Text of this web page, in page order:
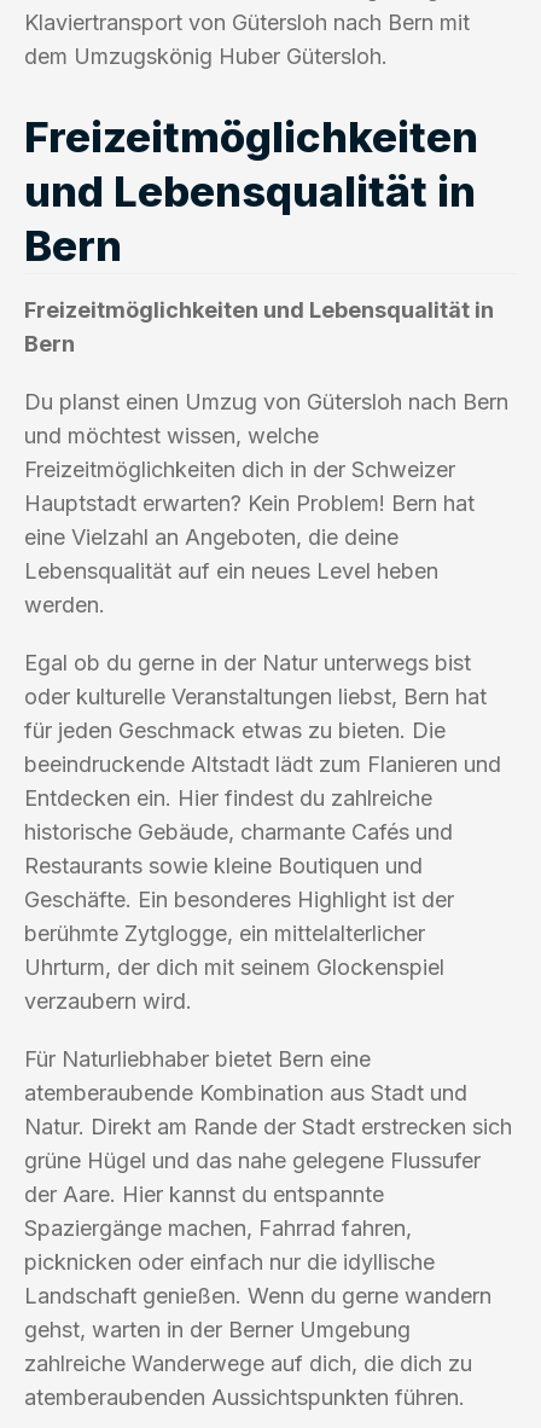
Klaviertransport von Gütersloh nach Bern mit
dem Umzugskönig Huber Gütersloh.
Freizeitmöglichkeiten
und Lebensqualität in
Bern
Freizeitmöglichkeiten und Lebensqualität in
Bern
Du planst einen Umzug von Gütersloh nach Bern
und möchtest wissen, welche
Freizeitmöglichkeiten dich in der Schweizer
Hauptstadt erwarten? Kein Problem! Bern hat
eine Vielzahl an Angeboten, die deine
Lebensqualität auf ein neues Level heben
werden.
Egal ob du gerne in der Natur unterwegs bist
oder kulturelle Veranstaltungen liebst, Bern hat
für jeden Geschmack etwas zu bieten. Die
beeindruckende Altstadt lädt zum Flanieren und
Entdecken ein. Hier findest du zahlreiche
historische Gebäude, charmante Cafés und
Restaurants sowie kleine Boutiquen und
Geschäfte. Ein besonderes Highlight ist der
berühmte Zytglogge, ein mittelalterlicher
Uhrturm, der dich mit seinem Glockenspiel
verzaubern wird.
Für Naturliebhaber bietet Bern eine
atemberaubende Kombination aus Stadt und
Natur. Direkt am Rande der Stadt erstrecken sich
grüne Hügel und das nahe gelegene Flussufer
der Aare. Hier kannst du entspannte
Spaziergänge machen, Fahrrad fahren,
picknicken oder einfach nur die idyllische
Landschaft genießen. Wenn du gerne wandern
gehst, warten in der Berner Umgebung
zahlreiche Wanderwege auf dich, die dich zu
atemberaubenden Aussichtspunkten führen.